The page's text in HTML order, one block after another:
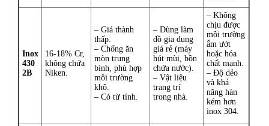
Inox
430
2B
16-18% Cr,
không chứa
Niken.
– Giá thành
thấp.
– Chống ăn
mòn trung
bình, phù hợp
môi trường
khô.
– Có từ tính.
– Dùng làm
đồ gia dụng
giá rẻ (máy
hút mùi, bồn
chứa nước).
– Vật liệu
trang trí
trong nhà.
– Không
chịu được
môi trường
ẩm ướt
hoặc hóa
chất mạnh.
– Độ dẻo
và khả
năng hàn
kém hơn
inox 304.